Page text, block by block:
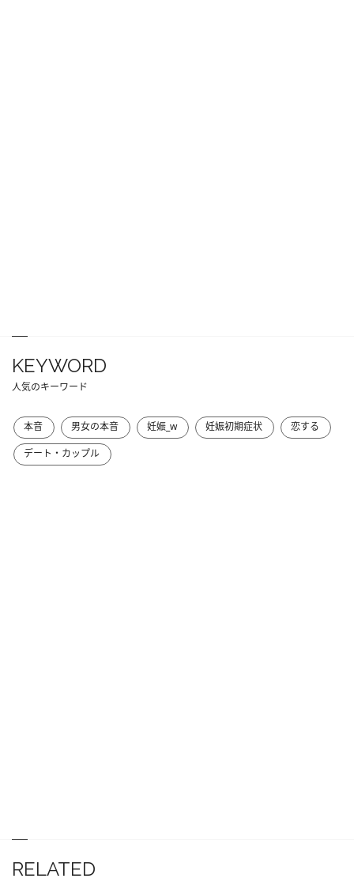
KEYWORD
人気のキーワード
本音 男女の本音 妊娠_w 妊娠初期症状
恋する
デート・カップル
RELATED